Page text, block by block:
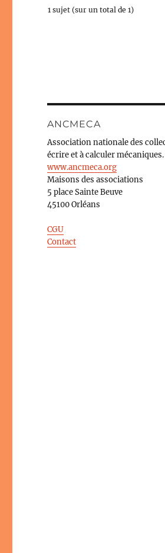
1 sujet (sur un total de 1)
ANCMECA
Association nationale des
écrire et à calculer mécaniques.
www.ancmeca.org
Maisons des associations
5 place Sainte Beuve
45100 Orléans
CGU
Contact